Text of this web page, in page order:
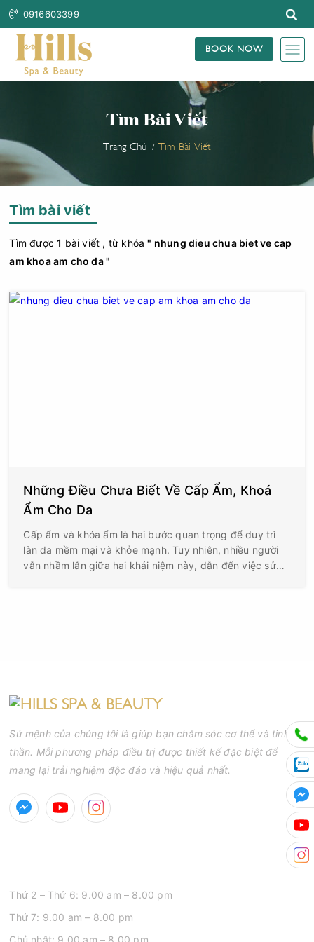
0916603399
BOOK NOW
Tìm Bài Viết
Trang Chủ Tìm Bài Viết
Tìm bài viết
Tìm được1 bài viết , từ khóa" nhung dieu chua biet ve cap
am khoa am cho da "
Những Điều Chưa Biết Về Cấp Ẩm, Khoá
Ẩm Cho Da
Cấp ẩm và khóa ẩm là hai bước quan trọng để duy trì
làn da mềm mại và khỏe mạnh. Tuy nhiên, nhiều người
vẫn nhầm lẫn giữa hai khái niệm này, dẫn đến việc sử
Sứ mệnh của chúng tôi là giúp bạn chăm sóc cơ thể và tinh
thần. Mỗi phương pháp điều trị được thiết kế đặc biệt để
mang lại trải nghiệm độc đáo và hiệu quả nhất.
Thứ 2 – Thứ 6: 9.00 am – 8.00 pm
Thứ 7: 9.00 am – 8.00 pm
Chủ nhật: 9.00 am – 8.00 pm